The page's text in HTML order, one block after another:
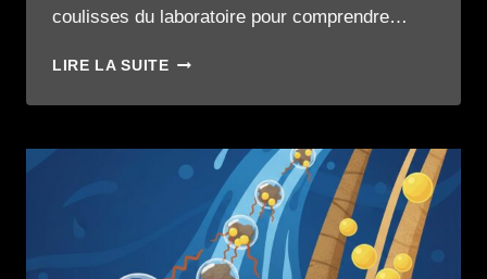
coulisses du laboratoire pour comprendre…
LIRE LA SUITELA
DES
:
DU
VERNIS
INDUSTRIEL
AU
BOUCLIER